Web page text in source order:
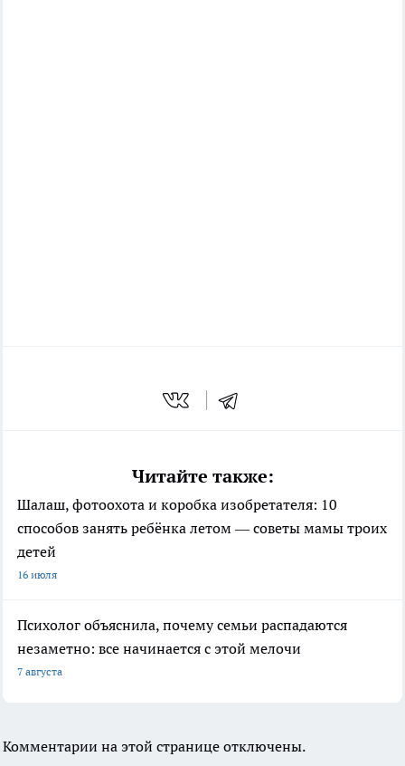
Читайте также:
Шалаш, фотоохота и коробка изобретателя: 10
способов занять ребёнка летом — советы мамы троих
детей
16 июля
Психолог объяснила, почему семьи распадаются
незаметно: все начинается с этой мелочи
7 августа
Комментарии на этой странице отключены.